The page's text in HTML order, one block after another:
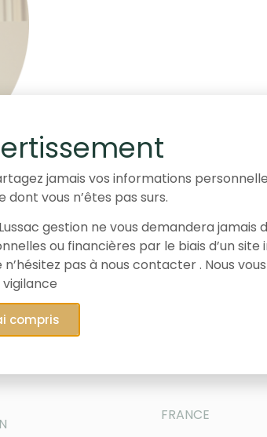
FRANCE
jamais vos informations
dont vous n’êtes pas surs.
gestion ne vous demandera jamais
ou financières par le biais d’un site
n’hésitez pas à nous contacter . Nous
compris